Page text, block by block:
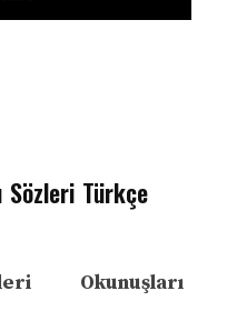
Sözleri Türkçe
Okunuşları